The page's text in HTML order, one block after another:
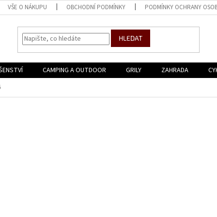
VŠE O NÁKUPU OBCHODNÍ PODMÍNKY PODMÍNKY OCHRANY
HLEDAT
CAMPING A OUTDOOR GRILY ZAHRADA